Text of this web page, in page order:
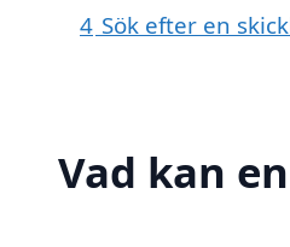
4 Sök efter en
Vad kan